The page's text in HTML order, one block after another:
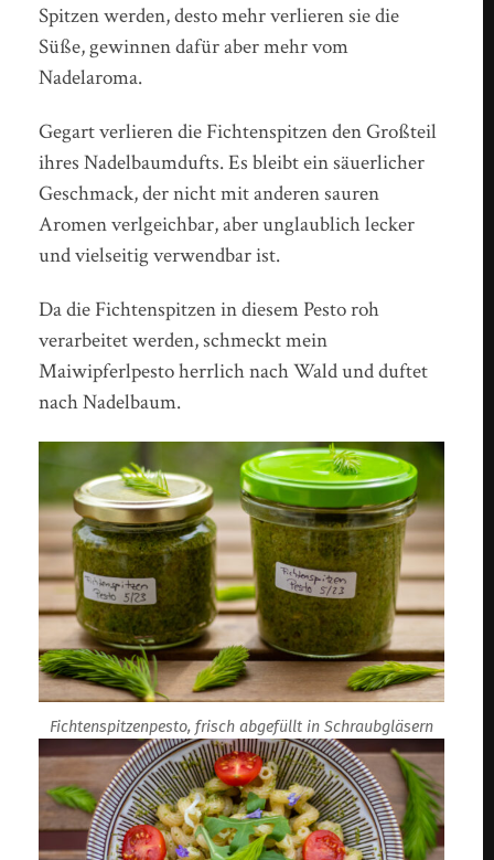
Spitzen werden, desto mehr verlieren sie die
Süße, gewinnen dafür aber mehr vom
Nadelaroma.
Gegart verlieren die Fichtenspitzen den Großteil
ihres Nadelbaumdufts. Es bleibt ein säuerlicher
Geschmack, der nicht mit anderen sauren
Aromen verlgeichbar, aber unglaublich lecker
und vielseitig verwendbar ist.
Da die Fichtenspitzen in diesem Pesto roh
verarbeitet werden, schmeckt mein
Maiwipferlpesto herrlich nach Wald und duftet
nach Nadelbaum.
Fichtenspitzenpesto, frisch abgefüllt in Schraubgläsern